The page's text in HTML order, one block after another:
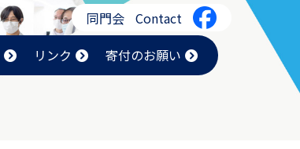
同門会 Contact
リンク 寄付のお願い